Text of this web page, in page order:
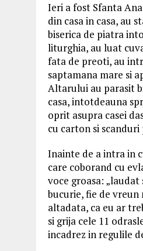
Ieri a fost Sfanta
din casa in casa, au
biserica de piatra
liturghia, au luat
fata de preoti, au
saptamana mare si
Altarului au parasit
casa, intotdeauna
oprit asupra casei
cu carton si
Inainte de a intra in
care coborand cu
voce groasa:
bucurie, fie de vreun
altadata, ca eu ar
si grija cele 11
incadrez in regulile